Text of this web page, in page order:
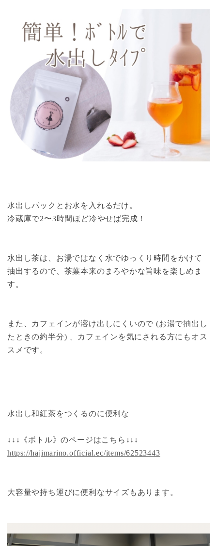
水出しパックとお水を入れるだけ。
冷蔵庫で2〜3時間ほど冷やせば完成！
水出し茶は、お湯ではなく水でゆっくり時間をかけて
抽出するので、茶葉本来のまろやかな旨味を楽しめま
す。
また、カフェインが溶け出しにくいので (お湯で抽出し
たときの約半分) 、カフェインを気にされる方にもオス
スメです。
水出し和紅茶をつくるのに便利な
↓↓↓《ボトル》のページはこちら↓↓↓
https://hajimarino.official.ec/items/62523443
大容量や持ち運びに便利なサイズもあります。